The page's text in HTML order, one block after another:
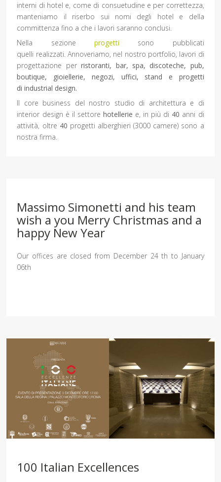
interni di hotel e, come di consuetudine e per correttezza,
manteniamo il riserbo sui nomi degli hotel e della
committenza fino a che i lavori saranno conclusi.
Nella sezione progetti sono pubblicati
quelli realizzati. Annoveriamo, nel nostro portfolio, lavori di
progettazione perristoranti, bar, spa, discoteche, pub,
boutique, gioiellerie, negozi, uffici, stand e progetti
di industrial design.
Il core business del nostro studio di architettura e di
interior design è il settore hotellerie e, in più di 40 anni di
attività, oltre 40 progetti alberghieri (3000 camere) sono a
nostra firma.
Massimo Simonetti and his team
wish a you Merry Christmas and a
happy New Year
Our offices are closed from December 24 th to January
06th
100 Italian Excellences